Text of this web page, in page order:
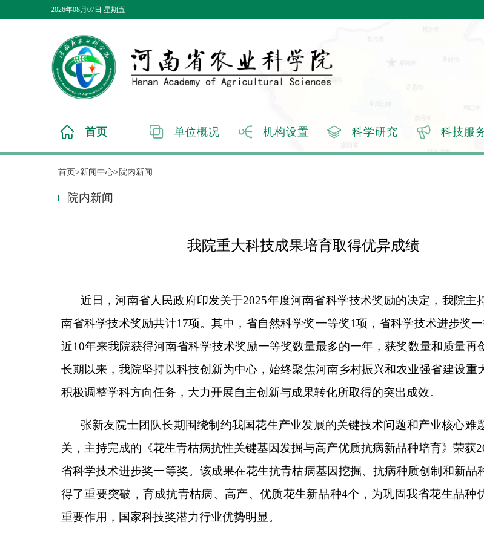
2026年08月07日 星期五
首页 单位概况 机构设置 科学研究 科技服
首页>新闻中心>院内新闻
院内新闻
我院重大科技成果培育取得优异成绩
近日，河南省人民政府印发关于2025年度河南省科学技术奖励的决定，我院主
南省科学技术奖励共计17项。其中，省自然科学奖一等奖1项，省科学技术进步奖
近10年来我院获得河南省科学技术奖励一等奖数量最多的一年，获奖数量和质量再
长期以来，我院坚持以科技创新为中心，始终聚焦河南乡村振兴和农业强省建设重
积极调整学科方向任务，大力开展自主创新与成果转化所取得的突出成效。
张新友院士团队长期围绕制约我国花生产业发展的关键技术问题和产业核心难
关，主持完成的《花生青枯病抗性关键基因发掘与高产优质抗病新品种培育》荣获
省科学技术进步奖一等奖。该成果在花生抗青枯病基因挖掘、抗病种质创制和新品
得了重要突破，育成抗青枯病、高产、优质花生新品种4个，为巩固我省花生品种
重要作用，国家科技奖潜力行业优势明显。